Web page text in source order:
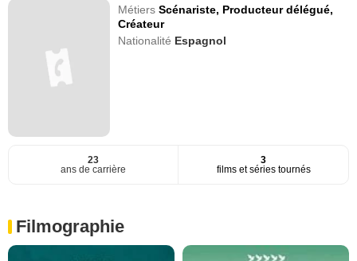
MétiersScénariste, Producteur délégué,
Créateur
Nationalité Espagnol
23
ans de carrière
3
films et séries tournés
Filmographie